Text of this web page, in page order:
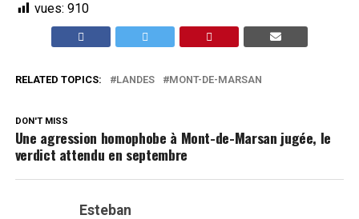
vues: 910
RELATED TOPICS: LANDES MONT-DE-MARSAN
DON'T MISS
Une agression homophobe à Mont-de-Marsan jugée, le
verdict attendu en septembre
Esteban